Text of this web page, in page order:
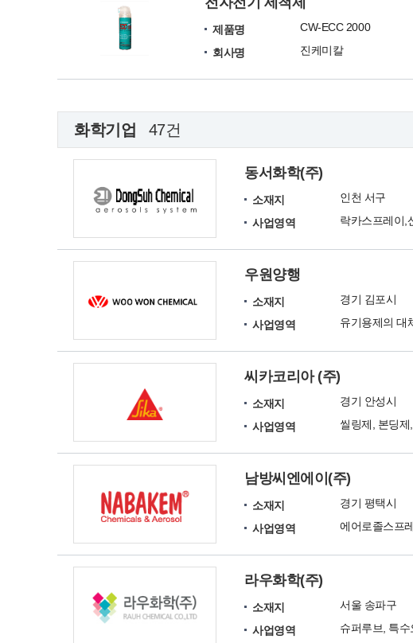
제품명
CW-ECC 2000
회사명
진케미칼
화학기업 47건
동서화학(주)
소재지
인천 서구
사업영역
우원양행
소재지
경기 김포시
사업영역
씨카코리아 (주)
소재지
경기 안성시
사업영역
남방씨엔에이(주)
소재지
경기 평택시
사업영역
라우화학(주)
소재지
서울 송파구
사업영역